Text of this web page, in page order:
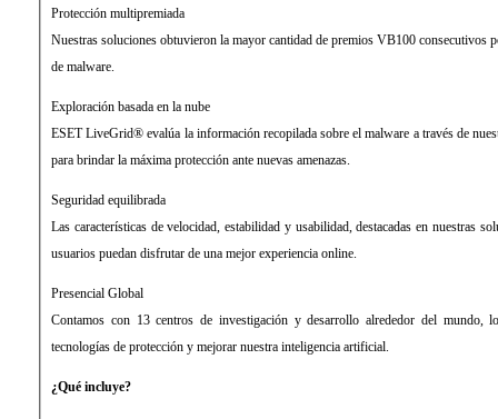
Protección multipremiada
Nuestras soluciones obtuvieron la mayor cantidad de premios VB100 consecutivos
de malware.
Exploración basada en la nube
ESET LiveGrid® evalúa la información recopilada sobre el malware a través de
para brindar la máxima protección ante nuevas amenazas.
Seguridad equilibrada
Las características de velocidad, estabilidad y usabilidad, destacadas en nuestras
usuarios puedan disfrutar de una mejor experiencia online.
Presencial Global
Contamos con 13 centros de investigación y desarrollo alrededor del mundo,
tecnologías de protección y mejorar nuestra inteligencia artificial.
¿Qué incluye?